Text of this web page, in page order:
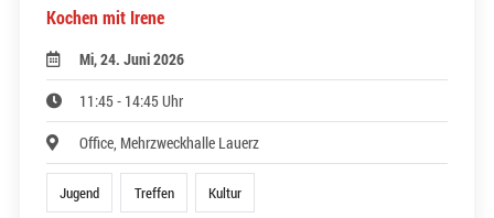
Kochen mit Irene
Mi, 24. Juni 2026
11:45 - 14:45 Uhr
Office, Mehrzweckhalle Lauerz
Jugend Treffen Kultur